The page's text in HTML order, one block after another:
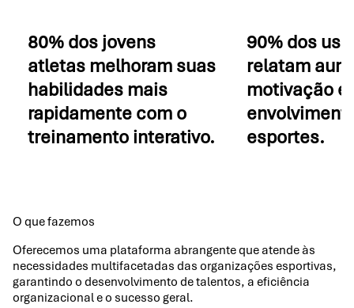
80% dos jovens
atletas melhoram suas
habilidades mais
rapidamente com o
treinamento interativo.
90% dos
relatam
motivação e
esportes.
O que fazemos
Oferecemos uma plataforma abrangente que atende às
necessidades multifacetadas das organizações esportivas,
garantindo o desenvolvimento de talentos, a eficiência
organizacional e o sucesso geral.